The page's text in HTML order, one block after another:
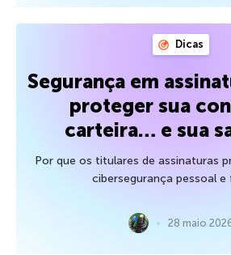
Dicas
Segurança em
proteger sua
carteira… e sua
Por que os titulares de assinaturas
cibersegurança pessoal e
28 maio